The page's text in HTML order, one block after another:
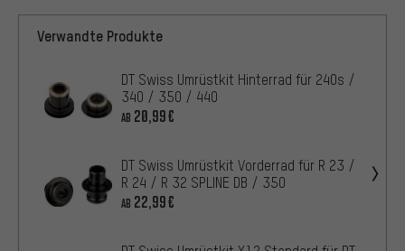
Verwandte Produkte
DT Swiss Umrüstkit Hinterrad für 240s /
340 / 350 / 440
AB 20,99€
DT Swiss Umrüstkit Vorderrad für R 23 /
R 24 / R 32 SPLINE DB / 350
AB 22,99€